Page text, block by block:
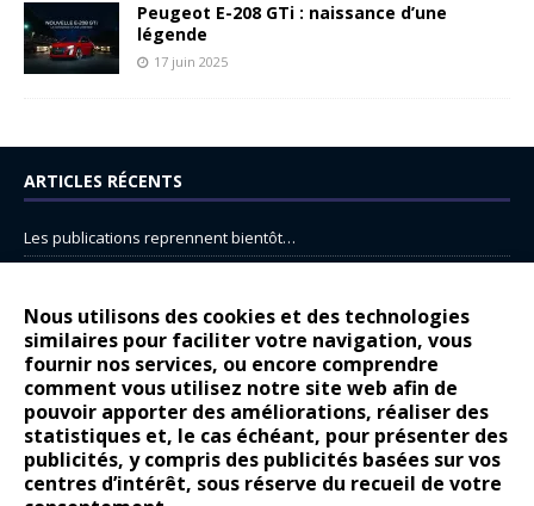
Nous utilisons des cookies et des technologies
similaires pour faciliter votre navigation, vous
fournir nos services, ou encore comprendre
comment vous utilisez notre site web afin de
pouvoir apporter des améliorations, réaliser des
statistiques et, le cas échéant, pour présenter des
publicités, y compris des publicités basées sur vos
centres d’intérêt, sous réserve du recueil de votre
Peugeot E-208 GTi : naissance d’une
légende
17 juin 2025
ARTICLES RÉCENTS
Les publications reprennent bientôt…
14 juillet : nouveau film de marque pour Citroën
Renault Espace : voyage, voyage…
Peugeot E-208 GTi : naissance d’une légende
COMMENTAIRES RÉCENTS
Bernard DardartdansDacia Sandero : pour les gens vrais